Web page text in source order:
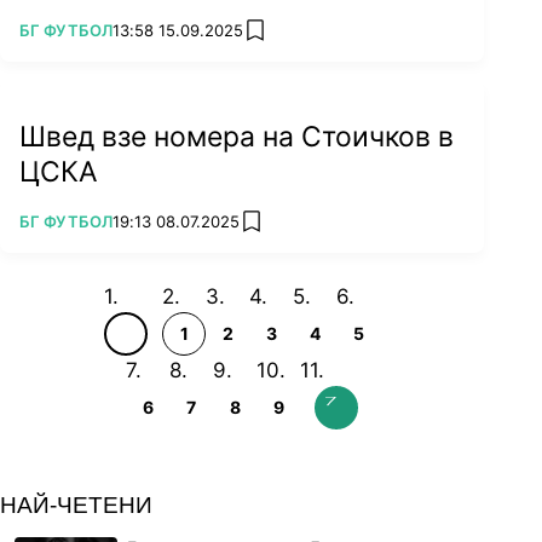
ПОВЕЧЕ ОТ
БГ ФУТБОЛ13:58 15.09.2025 add favorites
Швед взе номера на Стоичков в
ЦСКА
ПОВЕЧЕ ОТ
БГ ФУТБОЛ19:13 08.07.2025 add favorites
1 2 3 4 5
6 7 8 9
НАЙ-ЧЕТЕНИ